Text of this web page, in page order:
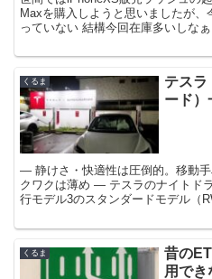
Maxを購入しようと思いましたが、
っていない 結構今回在庫多いしな
くるま
テスラ
ード）
― 静けさ・快適性は圧倒的。移動
クワクは薄め ― テスラのナイトド
行モデル3のスタンダードモデル（
くるま
昔の
用で